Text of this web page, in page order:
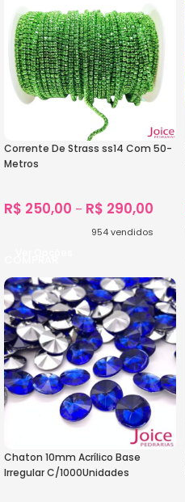
Corrente De Strass ss14 Com 50-
Metros
R$ 250,00 – R$ 290,00
954vendidos
Chaton 10mm Acrílico Base
Irregular C/1000Unidades